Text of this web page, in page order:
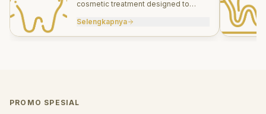
cosmetic treatment designed to
effectively.
Selengkapnya
PROMO SPESIAL